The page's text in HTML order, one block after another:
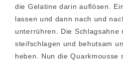
die Gelatine darin auflösen.
lassen und dann nach und
unterrühren. Die Schlagsahne
steifschlagen und behutsam
heben. Nun die Quarkmousse